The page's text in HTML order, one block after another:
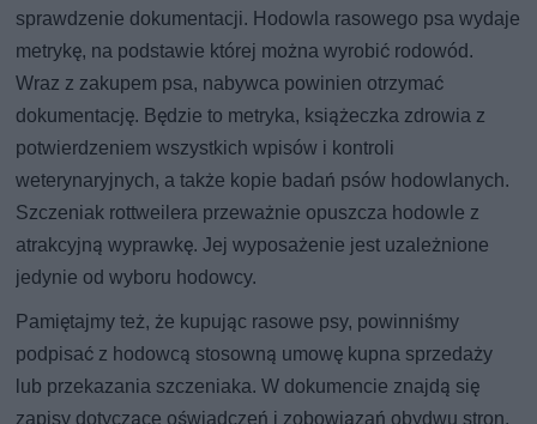
sprawdzenie dokumentacji. Hodowla rasowego psa wydaje
metrykę, na podstawie której można wyrobić rodowód.
Wraz z zakupem psa, nabywca powinien otrzymać
dokumentację. Będzie to metryka, książeczka zdrowia z
potwierdzeniem wszystkich wpisów i kontroli
weterynaryjnych, a także kopie badań psów hodowlanych.
Szczeniak rottweilera przeważnie opuszcza hodowle z
atrakcyjną wyprawkę. Jej wyposażenie jest uzależnione
jedynie od wyboru hodowcy.
Pamiętajmy też, że kupując rasowe psy, powinniśmy
podpisać z hodowcą stosowną umowę kupna sprzedaży
lub przekazania szczeniaka. W dokumencie znajdą się
zapisy dotyczące oświadczeń i zobowiązań obydwu stron.